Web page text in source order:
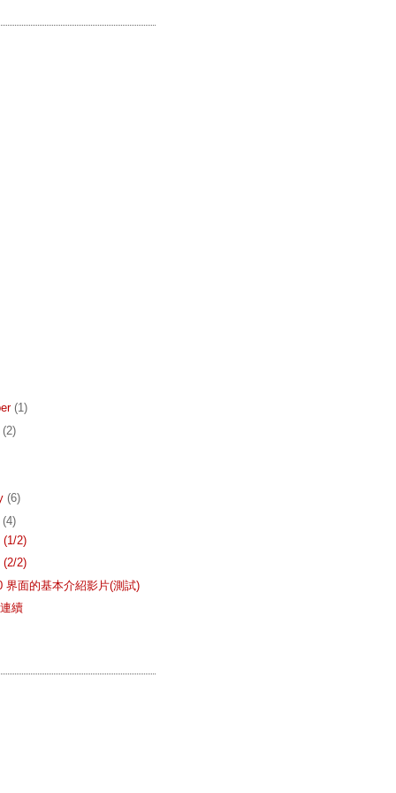
(1)
(2)
(6)
(4)
(1/2)
(2/2)
界面的基本介紹影片(測試)
續